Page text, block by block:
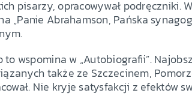
pisarzy, opracowywał podręczniki.
„Panie Abrahamson, Pańska
to wspomina w „Autobiografii”.
także ze Szczecinem,
Nie kryje satysfakcji z efektów